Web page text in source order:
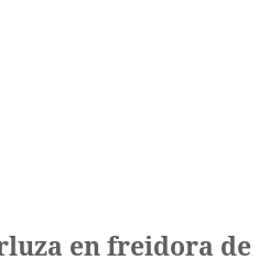
en freidora de